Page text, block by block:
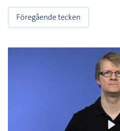
Föregående tecken